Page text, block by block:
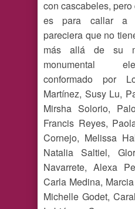
con cascabeles,
es para callar a
pareciera que no
más allá de su
monumental
conformado por
Martínez, Susy Lu,
Mirsha Solorio,
Francis Reyes,
Cornejo, Melissa
Natalia Saltiel,
Navarrete, Alexa
Carla Medina,
Michelle Godet,